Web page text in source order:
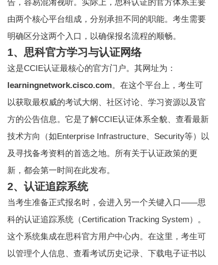
告，容易混淆视听。实际上，思科认证的官方体系主要
由两个核心平台组成，分别承担不同的职能。考生需要
明确区分这两个入口，以确保报名流程的顺畅。
1、思科官方学习与认证网络
这是CCIE认证最核心的官方门户。其网址为：
learningnetwork.cisco.com。在这个平台上，考生可
以获取最权威的考试大纲、社区讨论、学习资源以及官
方的公告信息。它是了解CCIE认证体系全貌、查看最新
技术方向（如Enterprise Infrastructure、Security等）以
及寻找备考资料的首选之地。所有关于认证政策的更
新，都会第一时间在此发布。
2、认证追踪系统
当考生准备正式报名时，会进入另一个关键入口——思
科的认证追踪系统（Certification Tracking System）。
这个系统集成在思科官方用户中心内。在这里，考生可
以管理个人信息、查看考试历史记录、下载电子证书以